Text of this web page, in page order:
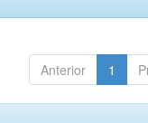
Anterior 1